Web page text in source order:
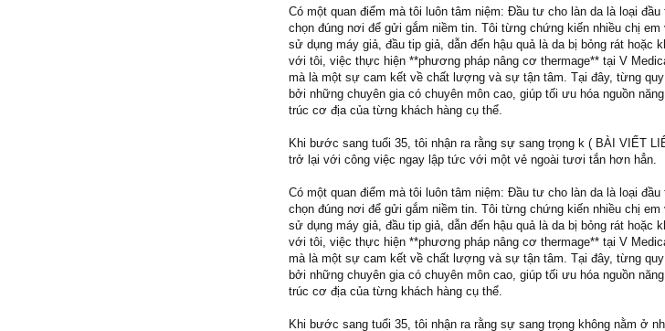
Có một quan điểm mà tôi luôn tâm niệm: Đầu tư cho làn da là loại
chọn đúng nơi để gửi gắm niềm tin. Tôi từng chứng kiến nhiều chị
sử dụng máy giả, đầu tip giả, dẫn đến hậu quả là da bị bỏng rát hoặc
với tôi, việc thực hiện **phương pháp nâng cơ thermage** tại V
mà là một sự cam kết về chất lượng và sự tận tâm. Tại đây, từng
bởi những chuyên gia có chuyên môn cao, giúp tối ưu hóa nguồn
trúc cơ địa của từng khách hàng cụ thể.
Khi bước sang tuổi 35, tôi nhận ra rằng sự sang trọng k ( BÀI VIẾT
trở lại với công việc ngay lập tức với một vẻ ngoài tươi tắn hơn hẳn.
Có một quan điểm mà tôi luôn tâm niệm: Đầu tư cho làn da là loại
chọn đúng nơi để gửi gắm niềm tin. Tôi từng chứng kiến nhiều chị
sử dụng máy giả, đầu tip giả, dẫn đến hậu quả là da bị bỏng rát hoặc
với tôi, việc thực hiện **phương pháp nâng cơ thermage** tại V
mà là một sự cam kết về chất lượng và sự tận tâm. Tại đây, từng
bởi những chuyên gia có chuyên môn cao, giúp tối ưu hóa nguồn
trúc cơ địa của từng khách hàng cụ thể.
Khi bước sang tuổi 35, tôi nhận ra rằng sự sang trọng không nằm ở